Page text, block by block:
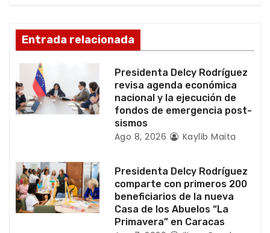
d
e
e
n
r
a
d
Entrada relacionada
Presidenta Delcy Rodríguez
revisa agenda económica
nacional y la ejecución de
fondos de emergencia post-
sismos
Ago 8, 2026 Kaylib Maita
Presidenta Delcy Rodríguez
comparte con primeros 200
beneficiarios de la nueva
Casa de los Abuelos “La
Primavera” en Caracas